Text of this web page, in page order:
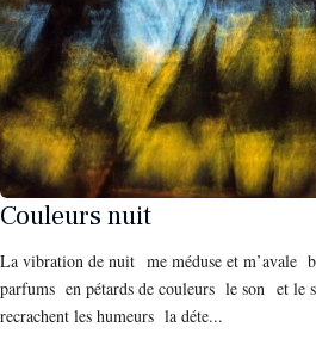
Couleurs nuit
La vibration de nuit me méduse et m’avale
parfums en pétards de couleurs le son et le
recrachent les humeurs la déte...